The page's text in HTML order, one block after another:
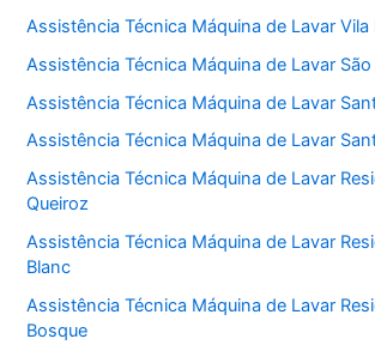
Assistência Técnica Máquina de Lavar Vila
Assistência Técnica Máquina de Lavar
Assistência Técnica Máquina de Lavar
Assistência Técnica Máquina de Lavar
Assistência Técnica Máquina de Lavar
Queiroz
Assistência Técnica Máquina de Lavar
Blanc
Assistência Técnica Máquina de Lavar
Bosque